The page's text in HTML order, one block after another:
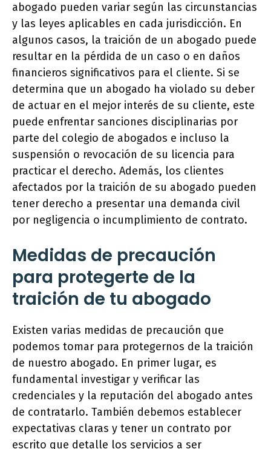
abogado pueden variar según las circunstancias
y las leyes aplicables en cada jurisdicción. En
algunos casos, la traición de un abogado puede
resultar en la pérdida de un caso o en daños
financieros significativos para el cliente. Si se
determina que un abogado ha violado su deber
de actuar en el mejor interés de su cliente, este
puede enfrentar sanciones disciplinarias por
parte del colegio de abogados e incluso la
suspensión o revocación de su licencia para
practicar el derecho. Además, los clientes
afectados por la traición de su abogado pueden
tener derecho a presentar una demanda civil
por negligencia o incumplimiento de contrato.
Medidas de precaución
para protegerte de la
traición de tu abogado
Existen varias medidas de precaución que
podemos tomar para protegernos de la traición
de nuestro abogado. En primer lugar, es
fundamental investigar y verificar las
credenciales y la reputación del abogado antes
de contratarlo. También debemos establecer
expectativas claras y tener un contrato por
escrito que detalle los servicios a ser